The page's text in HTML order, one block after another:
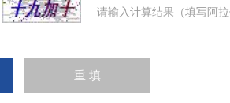
请输入计算结果（填写阿